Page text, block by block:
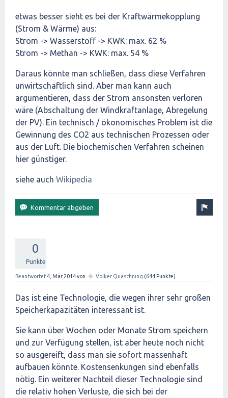
etwas besser sieht es bei der Kraftwärmekopplung
(Strom & Wärme) aus:
Strom -> Wasserstoff -> KWK: max. 62 %
Strom -> Methan -> KWK: max. 54 %
Daraus könnte man schließen, dass diese Verfahren
unwirtschaftlich sind. Aber man kann auch
argumentieren, dass der Strom ansonsten verloren
wäre (Abschaltung der Windkraftanlage, Abregelung
der PV). Ein technisch / ökonomisches Problem ist die
Gewinnung des CO2 aus technischen Prozessen oder
aus der Luft. Die biochemischen Verfahren scheinen
hier günstiger.
siehe auch Wikipedia
0
Punkte
Beantwortet4, Mär 2014von ✦ Volker Quaschning (644 Punkte)
Das ist eine Technologie, die wegen ihrer sehr großen
Speicherkapazitäten interessant ist.
Sie kann über Wochen oder Monate Strom speichern
und zur Verfügung stellen, ist aber heute noch nicht
so ausgereift, dass man sie sofort massenhaft
aufbauen könnte. Kostensenkungen sind ebenfalls
nötig. Ein weiterer Nachteil dieser Technologie sind
die relativ hohen Verluste, die sich bei der